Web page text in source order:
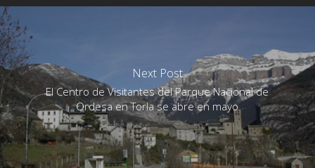
Next Post
El Centro de Visitantes del Parque Nacional de
Ordesa en Torla se abre en mayo